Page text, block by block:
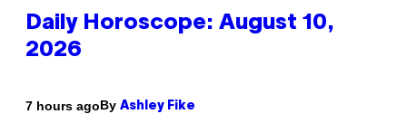
Daily Horoscope: August 10,
2026
7 hours agoBy Ashley Fike